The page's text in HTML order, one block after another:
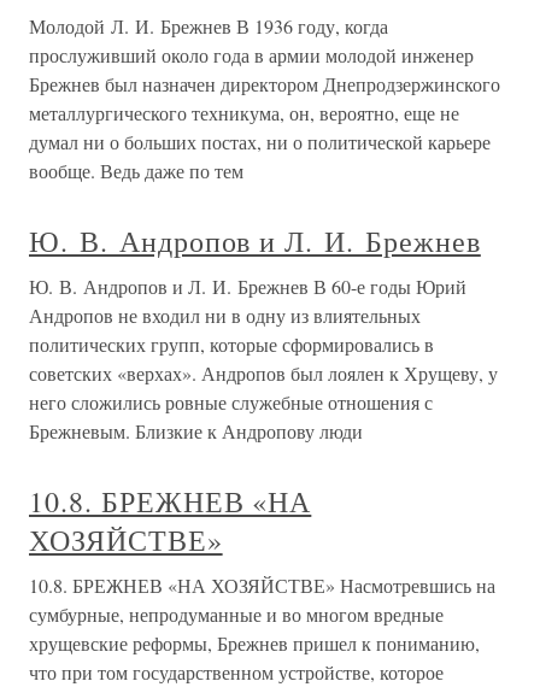
Молодой Л. И. Брежнев В 1936 году, когда
прослуживший около года в армии молодой инженер
Брежнев был назначен директором Днепродзержинского
металлургического техникума, он, вероятно, еще не
думал ни о больших постах, ни о политической карьере
вообще. Ведь даже по тем
Ю. В. Андропов и Л. И. Брежнев
Ю. В. Андропов и Л. И. Брежнев В 60-е годы Юрий
Андропов не входил ни в одну из влиятельных
политических групп, которые сформировались в
советских «верхах». Андропов был лоялен к Хрущеву, у
него сложились ровные служебные отношения с
Брежневым. Близкие к Андропову люди
10.8. БРЕЖНЕВ «НА
ХОЗЯЙСТВЕ»
10.8. БРЕЖНЕВ «НА ХОЗЯЙСТВЕ» Насмотревшись на
сумбурные, непродуманные и во многом вредные
хрущевские реформы, Брежнев пришел к пониманию,
что при том государственном устройстве, которое